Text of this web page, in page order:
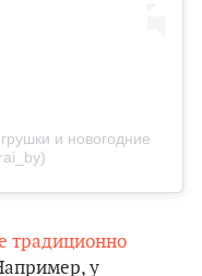
и новогодние
традиционно
у